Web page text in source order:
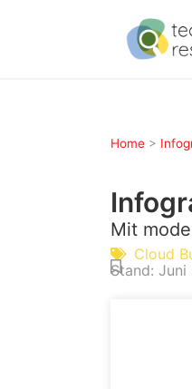
Home >
Mit
Cloud
Stand: Juni